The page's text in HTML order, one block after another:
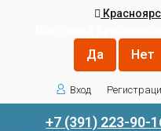
Вход
+7 (391) 223-90-